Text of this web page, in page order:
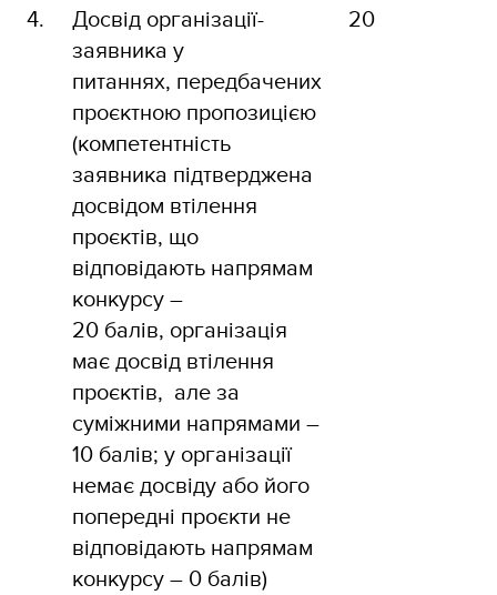
4.
Досвід організації-
заявника у
питаннях, передбачених
проєктною пропозицією
(компетентність
заявника підтверджена
досвідом втілення
проєктів, що
відповідають напрямам
конкурсу –
20 балів, організація
має досвід втілення
проєктів, але за
суміжними напрямами –
10 балів; у організації
немає досвіду або його
попередні проєкти не
відповідають напрямам
конкурсу – 0 балів)
20